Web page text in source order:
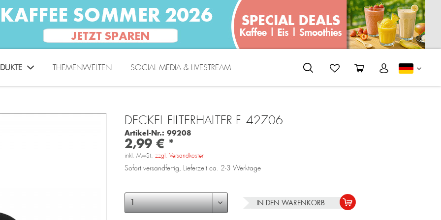
THEMENWELTEN SOCIAL MEDIA & LIVESTREAM
DECKEL FILTERHALTER F. 42706
Artikel-Nr.: 99208
2,99 € *
inkl. MwSt. zzgl. Versandkosten
Sofort versandfertig, Lieferzeit ca. 2-3 Werktage
IN DEN WARENKORB